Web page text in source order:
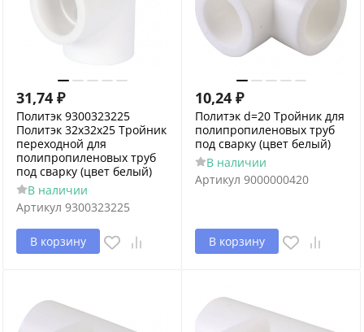
31,74 ₽
Политэк 9300323225
Политэк 32х32х25 Тройник
переходной для
полипропиленовых труб
под сварку (цвет белый)
В наличии
Артикул 9300323225
В корзину
10,24 ₽
Политэк d=20 Тройник для
полипропиленовых труб
под сварку (цвет белый)
В наличии
Артикул 9000000420
В корзину